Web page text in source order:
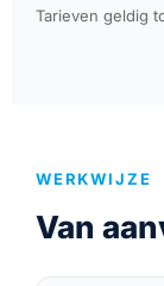
Tarieven geldig
WERKWIJZE
Van